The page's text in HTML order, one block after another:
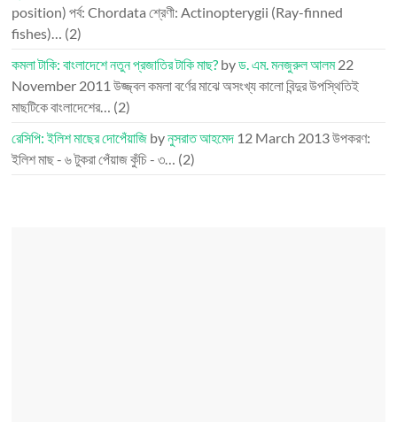
position) পর্ব: Chordata শ্রেণী: Actinopterygii (Ray-finned
fishes)… (2)
কমলা টাকি: বাংলাদেশে নতুন প্রজাতির টাকি মাছ? byড. এম. মনজুরুল আলম22
November 2011 উজ্জ্বল কমলা বর্ণের মাঝে অসংখ্য কালো বিন্দুর উপস্থিতিই
মাছটিকে বাংলাদেশের… (2)
রেসিপি: ইলিশ মাছের দোপেঁয়াজি byনুসরাত আহমেদ 12 March 2013উপকরণ:
ইলিশ মাছ - ৬ টুকরা পেঁয়াজ কুঁচি - ৩… (2)